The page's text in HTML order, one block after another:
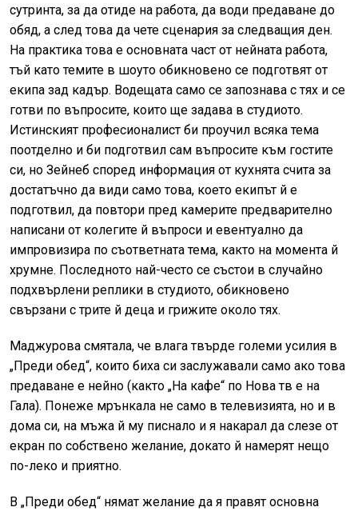
сутринта, за да отиде на работа, да води предаване до
обяд, а след това да чете сценария за следващия ден.
На практика това е основната част от нейната работа,
тъй като темите в шоуто обикновено се подготвят от
екипа зад кадър. Водещата само се запознава с тях и се
готви по въпросите, които ще задава в студиото.
Истинският професионалист би проучил всяка тема
поотделно и би подготвил сам въпросите към гостите
си, но Зейнеб според информация от кухнята счита за
достатъчно да види само това, което екипът й е
подготвил, да повтори пред камерите предварително
написани от колегите й въпроси и евентуално да
импровизира по съответната тема, както на момента й
хрумне. Последното най-често се състои в случайно
подхвърлени реплики в студиото, обикновено
свързани с трите й деца и грижите около тях.
Маджурова смятала, че влага твърде големи усилия в
„Преди обед“, които биха си заслужавали само ако това
предаване е нейно (както „На кафе“ по Нова тв е на
Гала). Понеже мрънкала не само в телевизията, но и в
дома си, на мъжа й му писнало и я накарал да слезе от
екран по собствено желание, докато й намерят нещо
по-леко и приятно.
В „Преди обед“ нямат желание да я правят основна